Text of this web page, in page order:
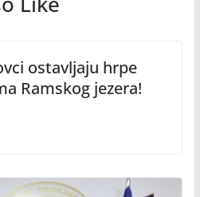
ostavljaju hrpe
Ramskog jezera!